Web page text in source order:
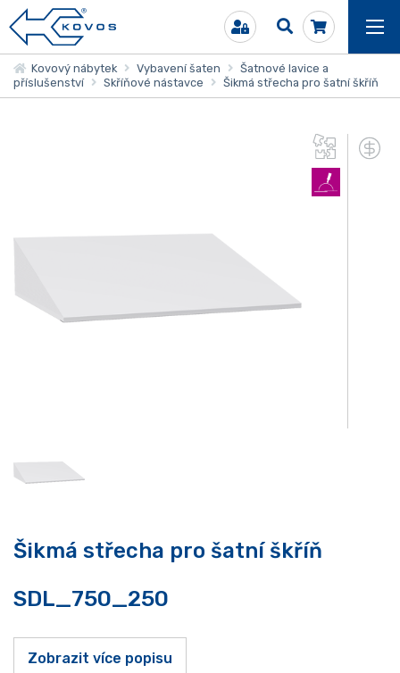
Kovový nábytek Vybavení šaten
Šatnové lavice a
příslušenství
Skříňové nástavce Šikmá střecha pro šatní škříň
Šikmá střecha pro šatní škříň
SDL_750_250
Zobrazit více popisu